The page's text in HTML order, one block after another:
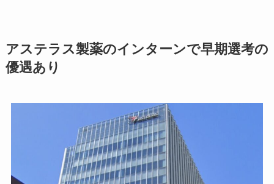
アステラス製薬のインターンで早期選考の
優遇あり